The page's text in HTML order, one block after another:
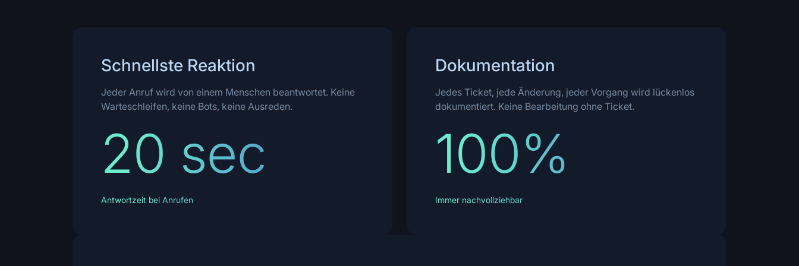
Schnellste Reaktion
Jeder Anruf wird von einem Menschen beantwortet. Keine
Warteschleifen, keine Bots, keine Ausreden.
20 sec
Antwortzeit bei Anrufen
Dokumentation
Jedes Ticket, jede Änderung, jeder Vorgang wird lückenlos
dokumentiert. Keine Bearbeitung ohne Ticket.
100%
Immer nachvollziehbar